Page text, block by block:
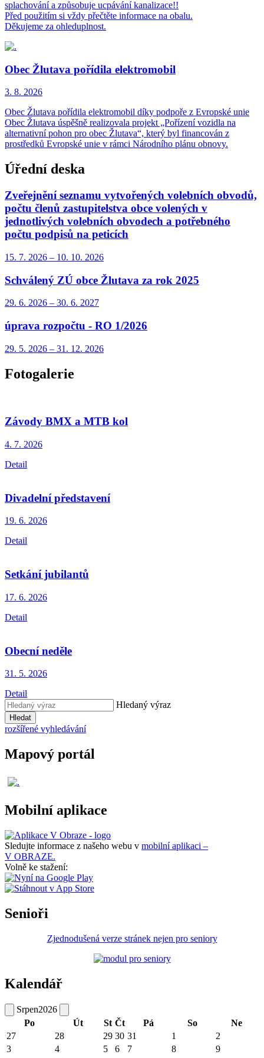
splachování a způsobuje ucpávání kanalizace!!
Před použitím si vždy přečtěte informace na obalu.
Děkujeme za ohleduplnost.
Obec Žlutava pořídila elektromobil
3. 8. 2026
Obec Žlutava pořídila elektromobil díky podpoře z Evropské unie
Obec Žlutava úspěšně realizovala projekt „Pořízení vozidla na
alternativní pohon pro obec Žlutava“, který byl financován z
prostředků Evropské unie v rámci Národního plánu obnovy.
Úřední deska
Zveřejnění seznamu vytvořených volebních obvodů,
počtu členů zastupitelstva obce volených v
jednotlivých volebních obvodech a potřebného
počtu podpisů na peticích
15. 7. 2026 – 10. 10. 2026
Schválený ZÚ obce Žlutava za rok 2025
29. 6. 2026 – 30. 6. 2027
úprava rozpočtu - RO 1/2026
29. 5. 2026 – 31. 12. 2026
Fotogalerie
Závody BMX a MTB kol
4. 7. 2026
Detail
Divadelní představení
19. 6. 2026
Detail
Setkání jubilantů
17. 6. 2026
Detail
Obecní neděle
31. 5. 2026
Detail
Hledaný výraz
Hledat
rozšířené vyhledávání
Mapový portál
Mobilní aplikace
Sledujte informace z našeho webu v mobilní aplikaci –
V OBRAZE.
Volně ke stažení:
Senioři
Zjednodušená verze stránek nejen pro seniory
Kalendář
Srpen2026
Po
Út St Čt Pá So
Ne
27
28 29 30 31 1
2
3
4 5 6 7 8
9